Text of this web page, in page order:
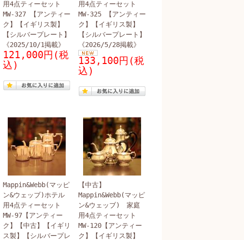
用4点ティーセット
MW-327 【アンティー
ク】【イギリス製】
【シルバープレート】
《2025/10/1掲載》
121,000円(税
込)
用4点ティーセット
MW-325 【アンティー
ク】【イギリス製】
【シルバープレート】
《2026/5/28掲載》
133,100円(税
込)
Mappin&Webb(マッピ
ン&ウェッブ)ホテル
用4点ティーセット
MW-97【アンティー
ク】【中古】【イギリ
ス製】【シルバープレ
【中古】
Mappin&Webb(マッピ
ン&ウェッブ) 家庭
用4点ティーセット
MW-120【アンティー
ク】【イギリス製】